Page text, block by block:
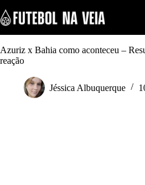
k
i
p
o
Azuriz x Bahia como aconteceu –
reação
Jéssica Albuquerque